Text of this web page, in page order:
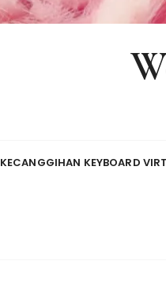
KECANGGIHAN KEYBOARD